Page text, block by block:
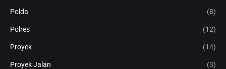
Polda (8)
Polres (12)
Proyek (14)
Proyek Jalan (3)